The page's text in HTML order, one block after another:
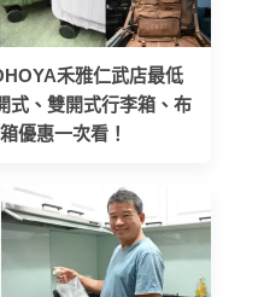
禾雅仁武店最低
式、雙開式行李箱、布
優惠一次看！